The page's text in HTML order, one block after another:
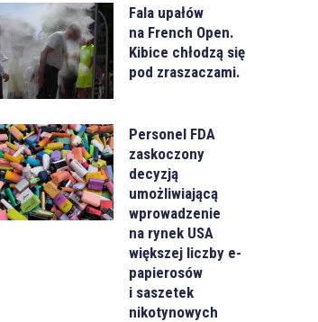
Fala upałów
na French Open.
Kibice chłodzą się
pod zraszaczami.
Personel FDA
zaskoczony
decyzją
umożliwiającą
wprowadzenie
na rynek USA
większej liczby e-
papierosów
i saszetek
nikotynowych